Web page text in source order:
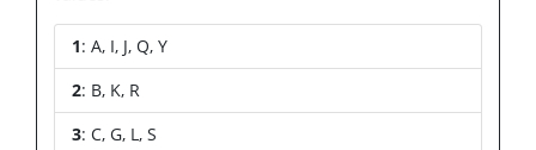
1: A, I, J, Q, Y
2: B, K, R
3: C, G, L, S